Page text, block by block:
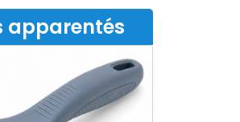
apparentés